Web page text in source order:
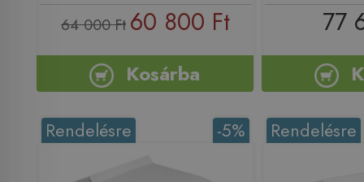
64 000 Ft 60 800 Ft
Kosárba
77
-5%
Rendelésre Rendelésre